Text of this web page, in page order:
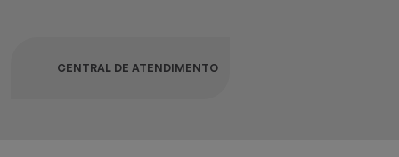
CENTRAL DE ATENDIMENTO